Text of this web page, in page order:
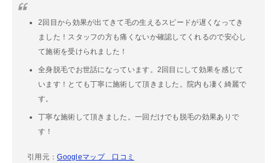
2回目から効果が出てきて毛の生えるスピードが遅くなってき
ました！スタッフの方も痛くないか確認してくれるので安心し
て施術を受けられました！
全身脱毛でお世話になっています。2回目にして効果を感じて
います！とても丁寧に施術して頂きました。院内も凄く綺麗で
す。
丁寧な施術して頂きました。一回だけでも脱毛の効果ありで
す！
引用元：Googleマップ 口コミ